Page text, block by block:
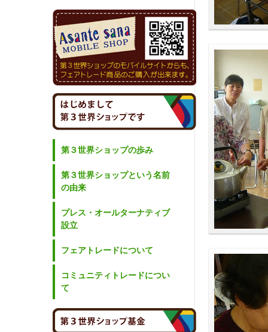
第３世界ショップの歩み
第３世界ショップという名前
の由来
プレス・オールターナティブ
設立
フェアトレードについて
コミュニティトレードについ
て